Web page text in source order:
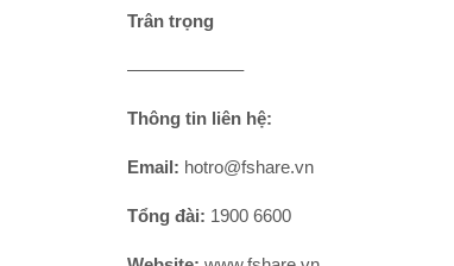
Trân trọng
——————–
Thông tin liên hệ:
Email: hotro@fshare.vn
Tổng đài: 1900 6600